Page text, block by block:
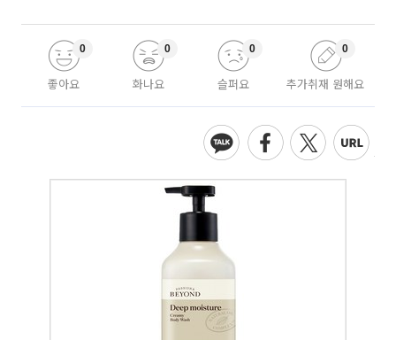
좋아요
0
화나요
0
슬퍼요
0
추가취재 원해요
0